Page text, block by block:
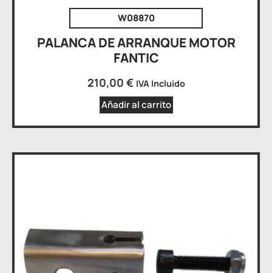
W08870
PALANCA DE ARRANQUE MOTOR
FANTIC
210,00 € IVA Incluido
Añadir al carrito